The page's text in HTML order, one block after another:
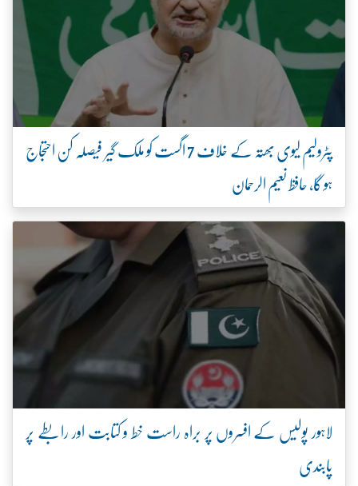
پٹرولیم لیوی بھتہ کے خلاف 7 اگست کو ملک گیر فیصلہ کن احتجاج
ہو گا، حافظ نعیم الرحمان
لاہور پولیس کے افسروں پر براہ راست خط و کتابت اور رابطے پر
پابندی